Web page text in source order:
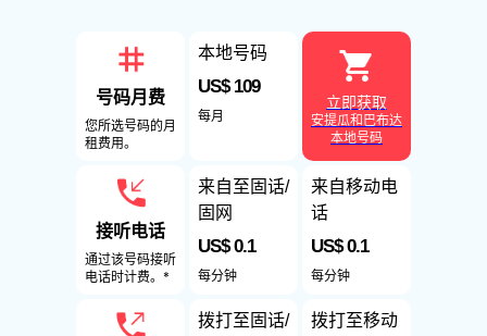
号码月费
您所选号码的月
租费用。
接听电话
通过该号码接听
电话时计费。*
本地号码
US$ 109
每月
来自至固话/
固网
US$ 0.1
每分钟
拨打至固话/
立即获取
安提瓜和巴布达
本地号码
来自移动电
话
US$ 0.1
每分钟
拨打至移动